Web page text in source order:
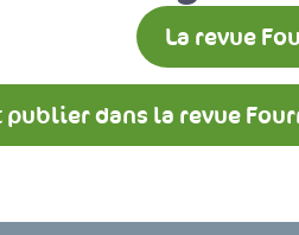
La revue
dans la revue